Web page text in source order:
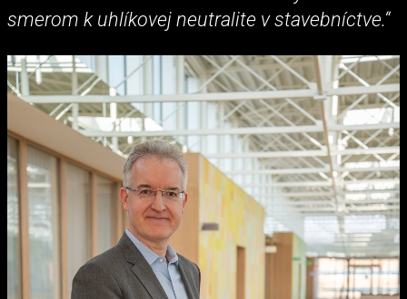
smerom k uhlíkovej neutralite v stavebníctve.“